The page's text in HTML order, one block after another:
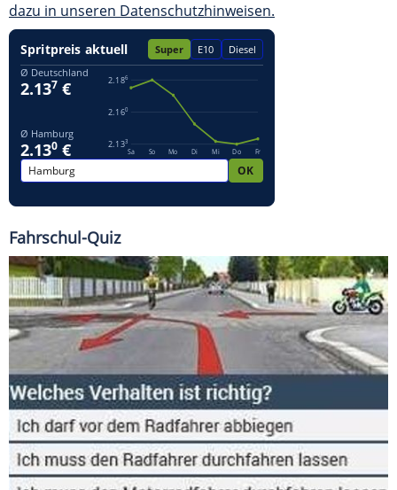
dazu in unseren Datenschutzhinweisen.
Fahrschul-Quiz